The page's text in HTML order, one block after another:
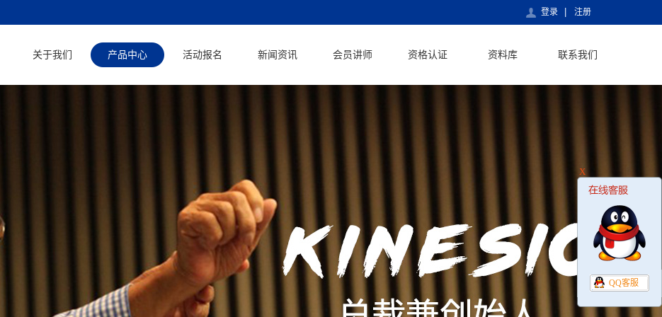
登录 注册
关于我们 产品中心 活动报名 新闻资讯 会员讲师 资格认证 资料库 联系我们
X
QQ客服